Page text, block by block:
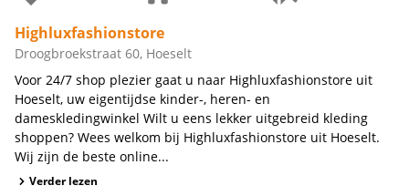
Highluxfashionstore
Droogbroekstraat 60, Hoeselt
Voor 24/7 shop plezier gaat u naar Highluxfashionstore uit
Hoeselt, uw eigentijdse kinder-, heren- en
dameskledingwinkel Wilt u eens lekker uitgebreid kleding
shoppen? Wees welkom bij Highluxfashionstore uit Hoeselt.
Wij zijn de beste online...
Verder lezen